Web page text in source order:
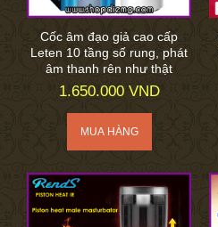
Cốc âm đạo giả cao cấp
Leten 10 tầng số rung, phát
âm thanh rên như thật
1.650.000 VND